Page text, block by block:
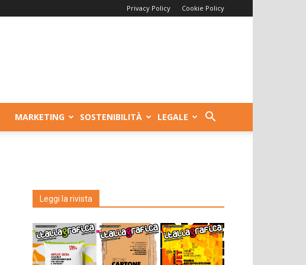
Privacy Policy Cookie Policy
MARKETING SOSTENIBILITÀ LEGALE
Leggi la rivista